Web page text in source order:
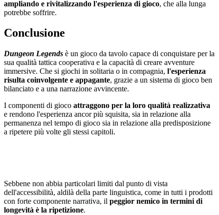
ampliando e rivitalizzando l'esperienza di gioco, che alla lunga
potrebbe soffrire.
Conclusione
Dungeon Legends è un gioco da tavolo capace di conquistare per la
sua qualità tattica cooperativa e la capacità di creare avventure
immersive. Che si giochi in solitaria o in compagnia, l'esperienza
risulta coinvolgente e appagante, grazie a un sistema di gioco ben
bilanciato e a una narrazione avvincente.
I componenti di gioco attraggono per la loro qualità realizzativa
e rendono l'esperienza ancor più squisita, sia in relazione alla
permanenza nel tempo di gioco sia in relazione alla predisposizione
a ripetere più volte gli stessi capitoli.
Sebbene non abbia particolari limiti dal punto di vista
dell'accessibilità, aldilà della parte linguistica, come in tutti i prodotti
con forte componente narrativa, il peggior nemico in termini di
longevità è la ripetizione.